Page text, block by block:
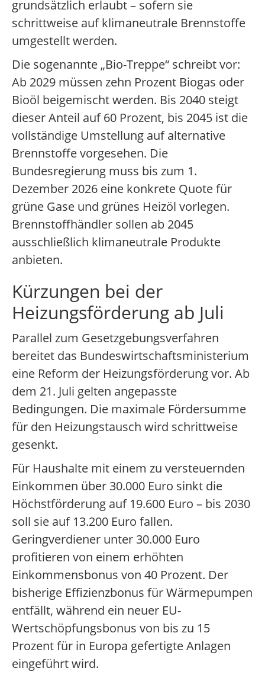
grundsätzlich erlaubt – sofern sie
schrittweise auf klimaneutrale Brennstoffe
umgestellt werden.
Die sogenannte „Bio-Treppe“ schreibt vor:
Ab 2029 müssen zehn Prozent Biogas oder
Bioöl beigemischt werden. Bis 2040 steigt
dieser Anteil auf 60 Prozent, bis 2045 ist die
vollständige Umstellung auf alternative
Brennstoffe vorgesehen. Die
Bundesregierung muss bis zum 1.
Dezember 2026 eine konkrete Quote für
grüne Gase und grünes Heizöl vorlegen.
Brennstoffhändler sollen ab 2045
ausschließlich klimaneutrale Produkte
anbieten.
Kürzungen bei der
Heizungsförderung ab Juli
Parallel zum Gesetzgebungsverfahren
bereitet das Bundeswirtschaftsministerium
eine Reform der Heizungsförderung vor. Ab
dem 21. Juli gelten angepasste
Bedingungen. Die maximale Fördersumme
für den Heizungstausch wird schrittweise
gesenkt.
Für Haushalte mit einem zu versteuernden
Einkommen über 30.000 Euro sinkt die
Höchstförderung auf 19.600 Euro – bis 2030
soll sie auf 13.200 Euro fallen.
Geringverdiener unter 30.000 Euro
profitieren von einem erhöhten
Einkommensbonus von 40 Prozent. Der
bisherige Effizienzbonus für Wärmepumpen
entfällt, während ein neuer EU-
Wertschöpfungsbonus von bis zu 15
Prozent für in Europa gefertigte Anlagen
eingeführt wird.